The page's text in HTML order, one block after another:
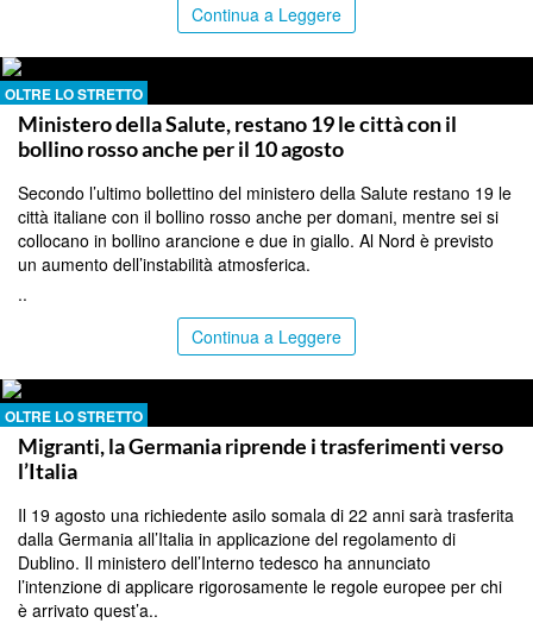
Continua a Leggere
OLTRE LO STRETTO
Ministero della Salute, restano 19 le città con il
bollino rosso anche per il 10 agosto
Secondo l’ultimo bollettino del ministero della Salute restano 19 le
città italiane con il bollino rosso anche per domani, mentre sei si
collocano in bollino arancione e due in giallo. Al Nord è previsto
un aumento dell’instabilità atmosferica.
..
Continua a Leggere
OLTRE LO STRETTO
Migranti, la Germania riprende i trasferimenti verso
l’Italia
Il 19 agosto una richiedente asilo somala di 22 anni sarà trasferita
dalla Germania all’Italia in applicazione del regolamento di
Dublino. Il ministero dell’Interno tedesco ha annunciato
l’intenzione di applicare rigorosamente le regole europee per chi
è arrivato quest’a..